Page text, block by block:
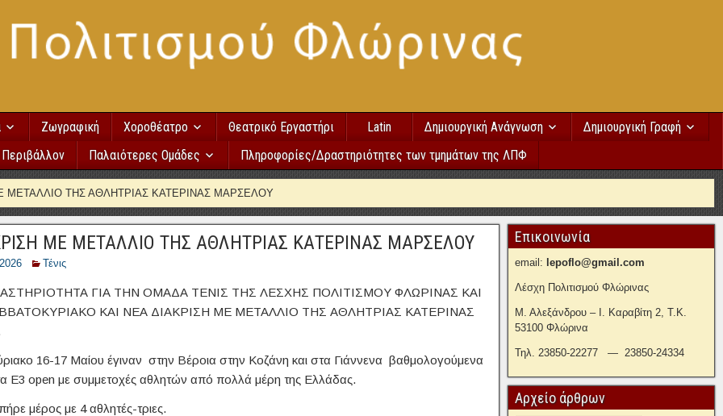
Ζωγραφική Χοροθέατρο Θεατρικό Εργαστήρι Latin Δημιουργική Ανάγνωση
Δημιουργική Γραφή
Περιβάλλον
Παλαιότερες Ομάδες Πληροφορίες/Δραστηριότητες των τμημάτων της ΛΠΦ
ΜΕΤΑΛΛΙΟ ΤΗΣ ΑΘΛΗΤΡΙΑΣ ΚΑΤΕΡΙΝΑΣ ΜΑΡΣΕΛΟΥ
ΜΕ ΜΕΤΑΛΛΙΟ ΤΗΣ ΑΘΛΗΤΡΙΑΣ ΚΑΤΕΡΙΝΑΣ ΜΑΡΣΕΛΟΥ
Τένις
ΓΙΑ ΤΗΝ ΟΜΑΔΑ ΤΕΝΙΣ ΤΗΣ ΛΕΣΧΗΣ ΠΟΛΙΤΙΣΜΟΥ ΦΛΩΡΙΝΑΣ ΚΑΙ
ΚΑΙ ΝΕΑ ΔΙΑΚΡΙΣΗ ΜΕ ΜΕΤΑΛΛΙΟ ΤΗΣ ΑΘΛΗΤΡΙΑΣ ΚΑΤΕΡΙΝΑΣ
16-17 Μαίου έγιναν στην Βέροια στην Κοζάνη και στα Γιάννενα βαθμολογούμενα
Ε3 open με συμμετοχές αθλητών από πολλά μέρη της Ελλάδας.
μέρος με 4 αθλητές-τριες.
Επικοινωνία
email: lepoflo@gmail.com
Λέσχη Πολιτισμού Φλώρινας
Μ. Αλεξάνδρου – Ι. Καραβίτη 2, Τ.Κ.
53100 Φλώρινα
Τηλ. 23850-22277 — 23850-24334
Αρχείο άρθρων